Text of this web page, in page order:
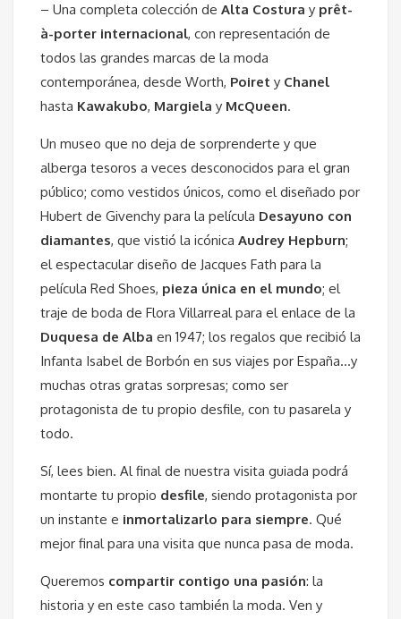
– Una completa colección de Alta Costura y prêt-
à-porter internacional, con representación de
todos las grandes marcas de la moda
contemporánea, desde Worth, Poiret y Chanel
hasta Kawakubo, Margiela y McQueen.
Un museo que no deja de sorprenderte y que
alberga tesoros a veces desconocidos para el gran
público; como vestidos únicos, como el diseñado por
Hubert de Givenchy para la película Desayuno con
diamantes, que vistió la icónica Audrey Hepburn;
el espectacular diseño de Jacques Fath para la
película Red Shoes, pieza única en el mundo; el
traje de boda de Flora Villarreal para el enlace de la
Duquesa de Alba en 1947; los regalos que recibió la
Infanta Isabel de Borbón en sus viajes por España…y
muchas otras gratas sorpresas; como ser
protagonista de tu propio desfile, con tu pasarela y
todo.
Sí, lees bien. Al final de nuestra visita guiada podrá
montarte tu propio desfile, siendo protagonista por
un instante e inmortalizarlo para siempre. Qué
mejor final para una visita que nunca pasa de moda.
Queremos compartir contigo una pasión: la
historia y en este caso también la moda. Ven y